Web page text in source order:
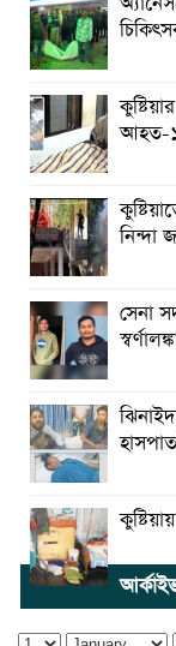
আহত-
নিন্দা
সেনা